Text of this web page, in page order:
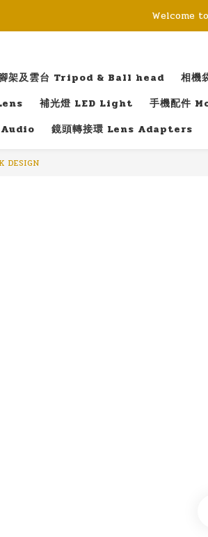
Welcome
架及雲台 Tripod & Ball head 相機
補光燈 LED Light 手機配件
Audio 鏡頭轉接環 Lens Adapters
DESIGN